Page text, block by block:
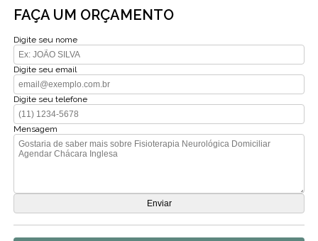
FAÇA UM ORÇAMENTO
Digite seu nome
Digite seu email
Digite seu telefone
Mensagem